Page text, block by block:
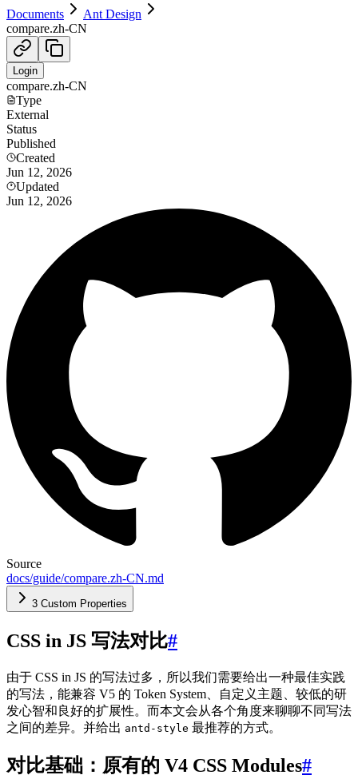
Documents
Ant Design
compare.zh-CN
Login
compare.zh-CN
Type
External
Status
Published
Created
Jun 12, 2026
Updated
Jun 12, 2026
Source
docs/guide/compare.zh-CN.md
3 Custom Properties
CSS in JS 写法对比#
由于 CSS in JS 的写法过多，所以我们需要给出一种最佳实践
的写法，能兼容 V5 的 Token System、自定义主题、较低的研
发心智和良好的扩展性。而本文会从各个角度来聊聊不同写法
之间的差异。并给出 antd-style 最推荐的方式。
对比基础：原有的 V4 CSS Modules#